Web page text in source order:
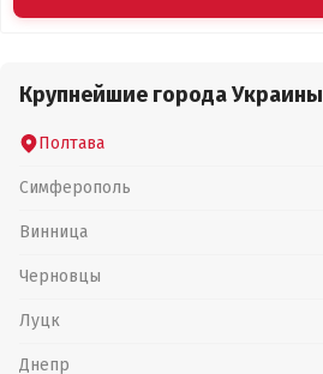
Крупнейшие города Украины
Полтава
Симферополь
Винница
Черновцы
Луцк
Днепр